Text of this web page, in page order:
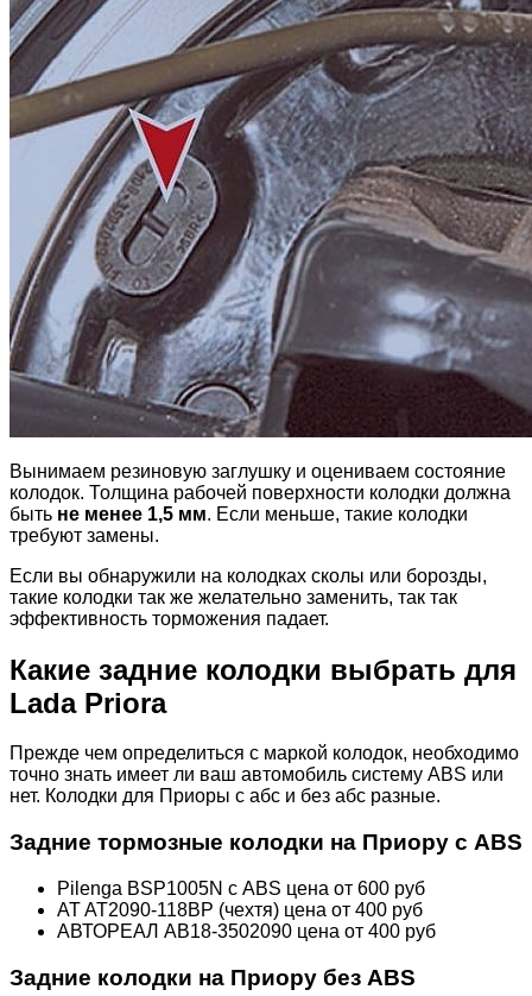
Вынимаем резиновую заглушку и оцениваем состояние
колодок. Толщина рабочей поверхности колодки должна
быть не менее 1,5 мм. Если меньше, такие колодки
требуют замены.
Если вы обнаружили на колодках сколы или борозды,
такие колодки так же желательно заменить, так так
эффективность торможения падает.
Какие задние колодки выбрать для
Lada Priora
Прежде чем определиться с маркой колодок, необходимо
точно знать имеет ли ваш автомобиль систему ABS или
нет. Колодки для Приоры с абс и без абс разные.
Задние тормозные колодки на Приору с ABS
Pilenga BSP1005N с ABS цена от 600 руб
AT AT2090-118BP (чехтя) цена от 400 руб
АВТОРЕАЛ АВ18-3502090 цена от 400 руб
Задние колодки на Приору без ABS